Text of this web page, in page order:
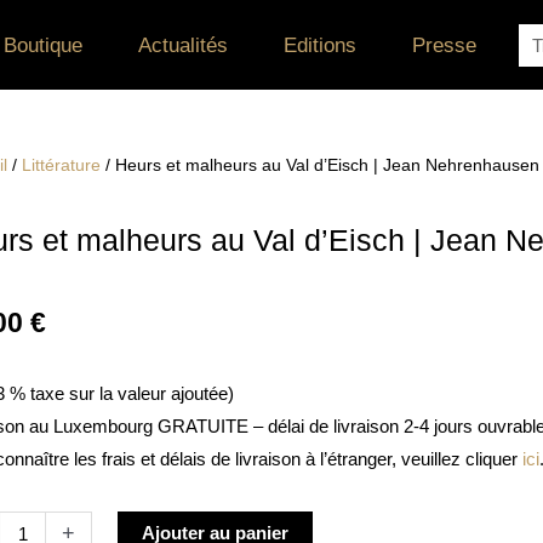
Boutique Actualités Editions Presse
/ Littérature / Heurs et malheurs au Val d’Eisch | Jean Nehrenhausen
et malheurs au Val d’Eisch | Jean
€
% taxe sur la valeur ajoutée)
au Luxembourg GRATUITE – délai de livraison 2-4 jours
les frais et délais de livraison à l’étranger, veuillez cliquer ici.
+ Ajouter au panier